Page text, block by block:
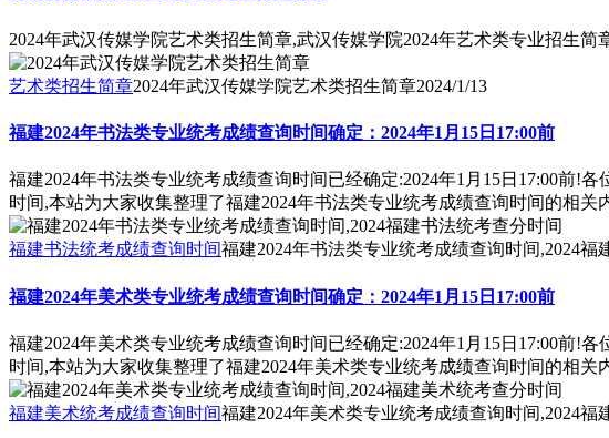
2024年武汉传媒学院艺术类招生简章,武汉传媒学院2024年艺术类专业招生简
艺术类招生简章2024年武汉传媒学院艺术类招生简章2024/1/13
福建2024年书法类专业统考成绩查询时间确定：2024年1月15日17:00前
福建2024年书法类专业统考成绩查询时间已经确定:2024年1月15日17:00前!
时间,本站为大家收集整理了福建2024年书法类专业统考成绩查询时间的相关
福建书法统考成绩查询时间福建2024年书法类专业统考成绩查询时间,2024福
福建2024年美术类专业统考成绩查询时间确定：2024年1月15日17:00前
福建2024年美术类专业统考成绩查询时间已经确定:2024年1月15日17:00前!
时间,本站为大家收集整理了福建2024年美术类专业统考成绩查询时间的相关
福建美术统考成绩查询时间福建2024年美术类专业统考成绩查询时间,2024福